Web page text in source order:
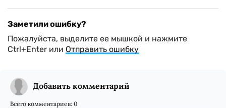
Заметили ошибку?
Пожалуйста, выделите ее мышкой и нажмите
Ctrl+Enter или Отправить ошибку
Добавить комментарий
Всего комментариев: 0